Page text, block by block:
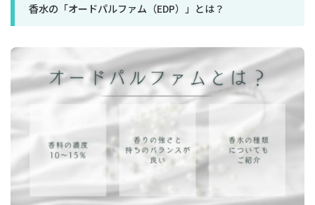
香水の「オードパルファム（EDP）」とは？